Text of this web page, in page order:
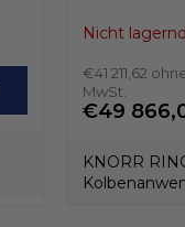
Nicht lagernd
€41 211,62
MwSt.
€49
KNORR